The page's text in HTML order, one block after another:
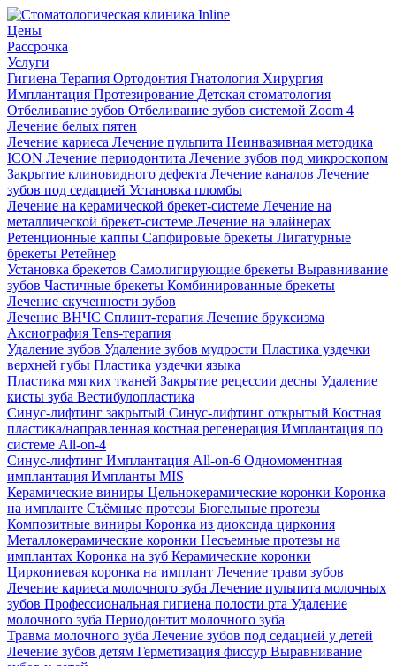
Цены
Рассрочка
Услуги
Гигиена Терапия Ортодонтия Гнатология Хирургия
Имплантация Протезирование Детская стоматология
Отбеливание зубов Отбеливание зубов системой Zoom 4
Лечение белых пятен
Лечение кариеса Лечение пульпита Неинвазивная методика
ICON Лечение периодонтита Лечение зубов под микроскопом
Закрытие клиновидного дефекта Лечение каналов Лечение
зубов под седацией Установка пломбы
Лечение на керамической брекет-системе Лечение на
металлической брекет-системе Лечение на элайнерах
Ретенционные каппы Сапфировые брекеты Лигатурные
брекеты Ретейнер
Установка брекетов Самолигирующие брекеты Выравнивание
зубов Частичные брекеты Комбинированные брекеты
Лечение скученности зубов
Лечение ВНЧС Сплинт-терапия Лечение бруксизма
Аксиография Tens-терапия
Удаление зубов Удаление зубов мудрости Пластика уздечки
верхней губы Пластика уздечки языка
Пластика мягких тканей Закрытие рецессии десны Удаление
кисты зуба Вестибулопластика
Синус-лифтинг закрытый Синус-лифтинг открытый Костная
пластика/направленная костная регенерация Имплантация по
системе All-on-4
Синус-лифтинг Имплантация All-on-6 Одномоментная
имплантация Импланты MIS
Керамические виниры Цельнокерамические коронки Коронка
на импланте Съёмные протезы Бюгельные протезы
Композитные виниры Коронка из диоксида циркония
Металлокерамические коронки Несъемные протезы на
имплантах Коронка на зуб Керамические коронки
Циркониевая коронка на имплант Лечение травм зубов
Лечение кариеса молочного зуба Лечение пульпита молочных
зубов Профессиональная гигиена полости рта Удаление
молочного зуба Периодонтит молочного зуба
Травма молочного зуба Лечение зубов под седацией у детей
Лечение зубов детям Герметизация фиссур Выравнивание